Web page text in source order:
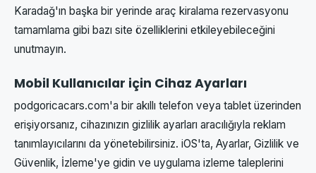
Karadağ'ın başka bir yerinde araç kiralama rezervasyonu
tamamlama gibi bazı site özelliklerini etkileyebileceğini
unutmayın.
Mobil Kullanıcılar için Cihaz Ayarları
podgoricacars.com'a bir akıllı telefon veya tablet üzerinden
erişiyorsanız, cihazınızın gizlilik ayarları aracılığıyla reklam
tanımlayıcılarını da yönetebilirsiniz. iOS'ta, Ayarlar, Gizlilik ve
Güvenlik, İzleme'ye gidin ve uygulama izleme taleplerini